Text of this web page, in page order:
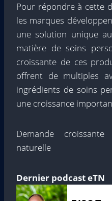
Pour répondre à cette
les marques
une solution unique
matière de soins
croissante de ces
offrent de multiples
ingrédients de soins
une croissance
Demande
naturelle
Dernier podcast eTN